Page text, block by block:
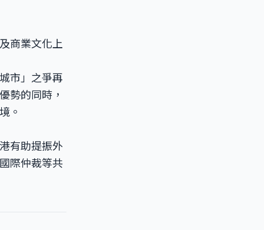
商業文化上
市」之爭再
勢的同時，
。
有助提振外
際仲裁等共